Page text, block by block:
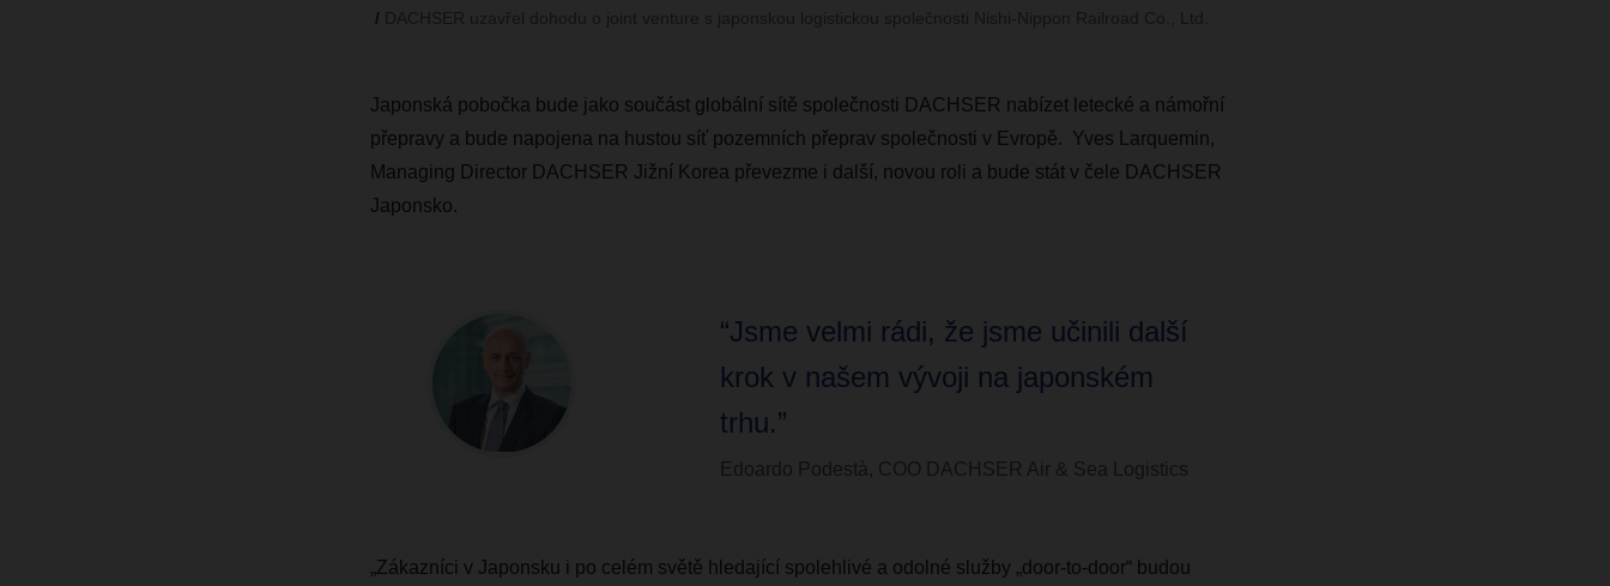
Japonská pobočka bude jako součást globální sítě společnosti DACHSER nabízet letecké a námořní
přepravy a bude napojena na hustou síť pozemních přeprav společnosti v Evropě. Yves Larquemin,
Managing Director DACHSER Jižní Korea převezme i další, novou roli a bude stát v čele DACHSER
Japonsko.
“Jsme velmi rádi, že jsme učinili další
krok v našem vývoji na japonském
trhu.”
Edoardo Podestà, COO DACHSER Air & Sea Logistics
„Zákazníci v Japonsku i po celém světě hledající spolehlivé a odolné služby „door-to-door“ budou